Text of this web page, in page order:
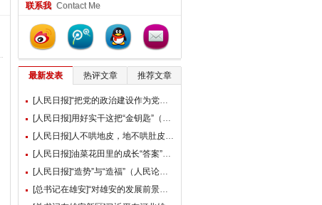
联系我 Contact Me
最新发表 热评文章 推荐文章